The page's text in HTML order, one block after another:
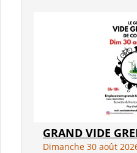
GRAND VIDE
Dimanche 30 août